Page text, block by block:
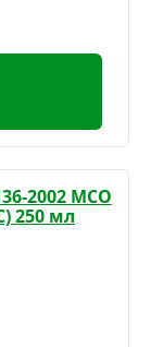
2002 МСО
250 мл